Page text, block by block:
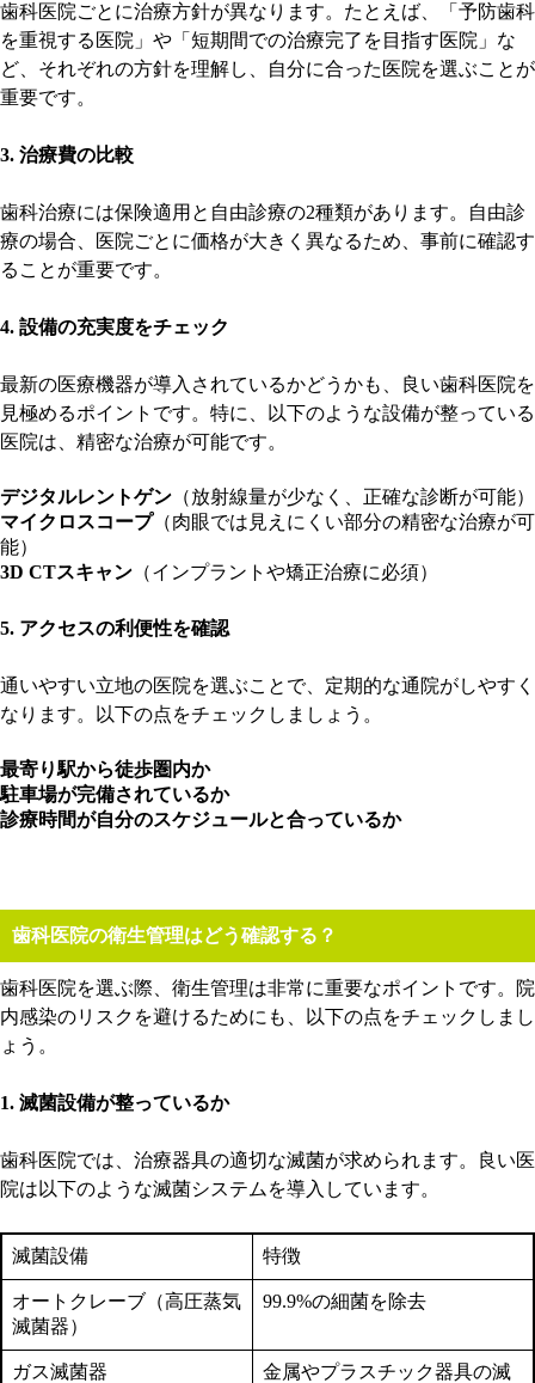
歯科医院ごとに治療方針が異なります。たとえば、「予防歯科
を重視する医院」や「短期間での治療完了を目指す医院」な
ど、それぞれの方針を理解し、自分に合った医院を選ぶことが
重要です。
3. 治療費の比較
歯科治療には保険適用と自由診療の2種類があります。自由診
療の場合、医院ごとに価格が大きく異なるため、事前に確認す
ることが重要です。
4. 設備の充実度をチェック
最新の医療機器が導入されているかどうかも、良い歯科医院を
見極めるポイントです。特に、以下のような設備が整っている
医院は、精密な治療が可能です。
デジタルレントゲン （放射線量が少なく、正確な診断が可能）
マイクロスコープ（肉眼では見えにくい部分の精密な治療が可
能）
3D CTスキャン （インプラントや矯正治療に必須）
5. アクセスの利便性を確認
通いやすい立地の医院を選ぶことで、定期的な通院がしやすく
なります。以下の点をチェックしましょう。
最寄り駅から徒歩圏内か
駐車場が完備されているか
診療時間が自分のスケジュールと合っているか
歯科医院の衛生管理はどう確認する？
歯科医院を選ぶ際、衛生管理は非常に重要なポイントです。院
内感染のリスクを避けるためにも、以下の点をチェックしまし
ょう。
1. 滅菌設備が整っているか
歯科医院では、治療器具の適切な滅菌が求められます。良い医
院は以下のような滅菌システムを導入しています。
滅菌設備 特徴
オートクレーブ（高圧蒸気
滅菌器）
99.9%の細菌を除去
ガス滅菌器
金属やプラスチック器具の滅